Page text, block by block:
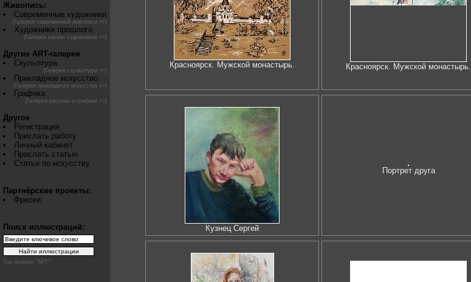
Живопись:
Современные художники
(Галерея современной живописи >>)
Художники прошлого
(Галерея картин художников >>)
Другие ART-галереи
Скульптура
(Галерея скульптуры >>)
Прикладное искусство
(Галерея прикладного искусства >>)
Графика
(Галерея рисунка и графики >>)
Другое
Регистрация
Прислать работу
Личный кабинет
Прислать статью
Статьи по искусству
Партнёрские проекты:
Фрески
Поиск иллюстраций:
Top галереи "АРТ"
Красноярск. Мужской монастырь.
Красноярск. Мужской монастырь.
Кузнец Сергей
Портрет друга